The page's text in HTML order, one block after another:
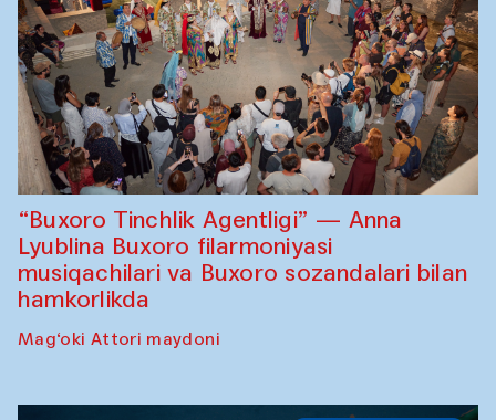
“Buxoro Tinchlik Agentligi” — Anna
Lyublina Buxoro filarmoniyasi
musiqachilari va Buxoro sozandalari bilan
hamkorlikda
Mag‘oki Attori maydoni